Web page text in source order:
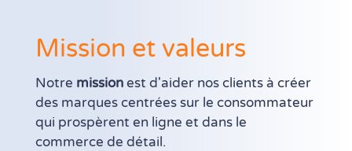
Mission et valeurs
Notre missionest d'aider nos clients à créer
des marques centrées sur le consommateur
qui prospèrent en ligne et dans le
commerce de détail.